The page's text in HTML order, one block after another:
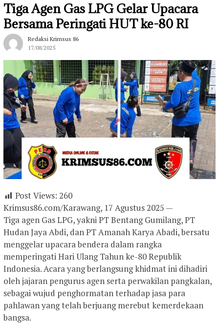
Tiga Agen Gas LPG Gelar Upacara
Bersama Peringati HUT ke-80 RI
Redaksi Krimsus 86
17/08/2025
Post Views: 260
Krimsus86.com/Karawang, 17 Agustus 2025 —
Tiga agen Gas LPG, yakni PT Bentang Gumilang, PT
Hudan Jaya Abdi, dan PT Amanah Karya Abadi, bersatu
menggelar upacara bendera dalam rangka
memperingati Hari Ulang Tahun ke-80 Republik
Indonesia. Acara yang berlangsung khidmat ini dihadiri
oleh jajaran pengurus agen serta perwakilan pangkalan,
sebagai wujud penghormatan terhadap jasa para
pahlawan yang telah berjuang merebut kemerdekaan
bangsa.